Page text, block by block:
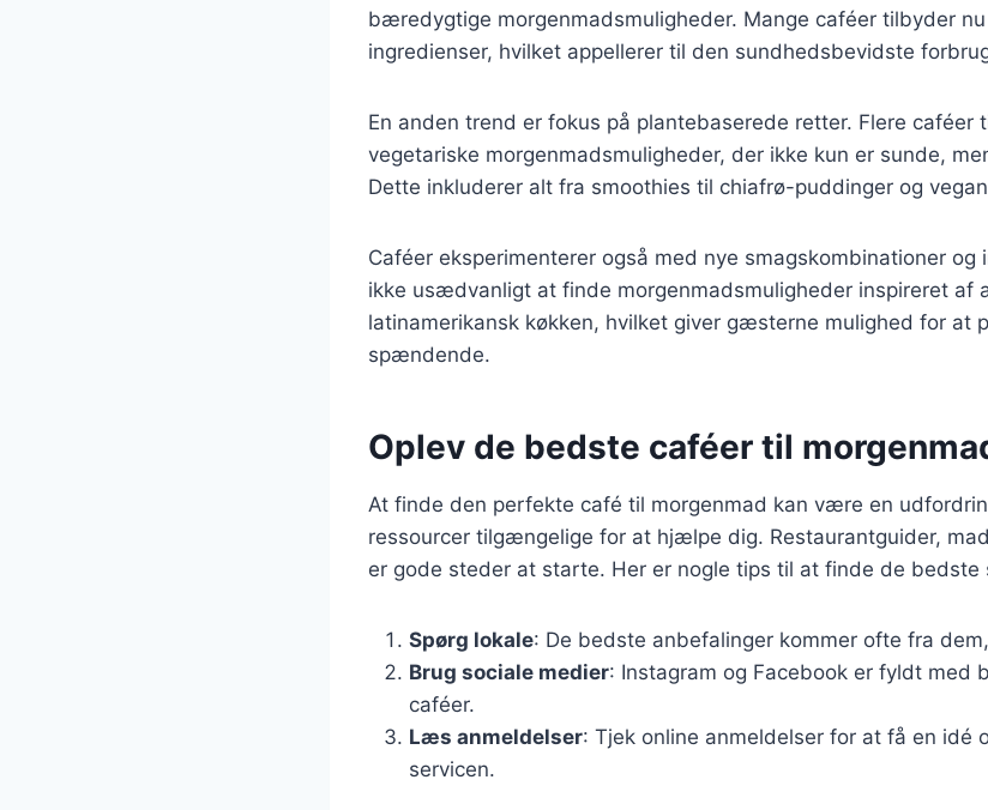
bæredygtige morgenmadsmuligheder. Mange caféer tilbyder
ingredienser, hvilket appellerer til den sundhedsbevidste
En anden trend er fokus på plantebaserede retter. Flere caféer
vegetariske morgenmadsmuligheder, der ikke kun er sunde,
Dette inkluderer alt fra smoothies til chiafrø-puddinger og
Caféer eksperimenterer også med nye smagskombinationer og
ikke usædvanligt at finde morgenmadsmuligheder inspireret af
latinamerikansk køkken, hvilket giver gæsterne mulighed for at
spændende.
Oplev de bedste caféer til
At finde den perfekte café til morgenmad kan være en
ressourcer tilgængelige for at hjælpe dig. Restaurantguider,
er gode steder at starte. Her er nogle tips til at finde de bedste
Spørg lokale: De bedste anbefalinger kommer ofte fra
Brug sociale medier: Instagram og Facebook er fyldt med
caféer.
Læs anmeldelser: Tjek online anmeldelser for at få en idé
servicen.